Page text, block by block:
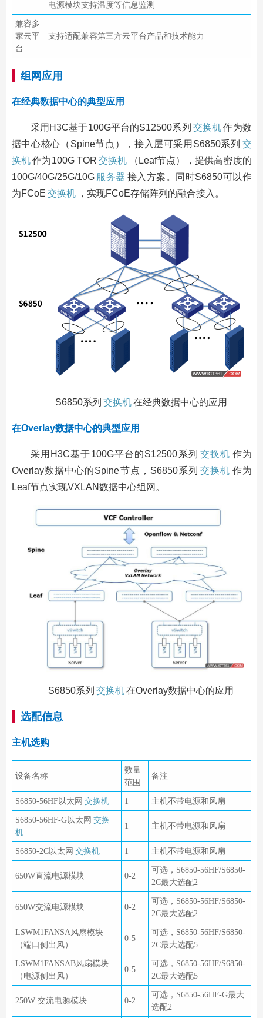
电源模块支持温度等信息监测
兼容多
家云平
台
支持适配兼容第三方云平台产品和技术能力
组网应用
在经典数据中心的典型应用
采用H3C基于100G平台的S12500系列 交换机作为数
据中心核心（Spine节点），接入层可采用S6850系列 交
换机作为100G TOR 交换机
（Leaf节点），提供高密度的
100G/40G/25G/10G 服务器 接入方案。同时S6850可以作
为FCoE 交换机 ，实现FCoE存储阵列的融合接入。
S6850系列 交换机在经典数据中心的应用
在Overlay数据中心的典型应用
采用H3C基于100G平台的S12500系列 交换机 作为
Overlay数据中心的Spine节点，S6850系列 交换机 作为
Leaf节点实现VXLAN数据中心组网。
S6850系列 交换机在Overlay数据中心的应用
选配信息
主机选购
设备名称
数量
范围
备注
S6850-56HF以太网 交换机 1 主机不带电源和风扇
S6850-56HF-G以太网 交换
机
1 主机不带电源和风扇
S6850-2C以太网 交换机 1 主机不带电源和风扇
650W直流电源模块 0-2
可选，S6850-56HF/S6850-
2C最大选配2
650W交流电源模块 0-2
可选，S6850-56HF/S6850-
2C最大选配2
LSWM1FANSA风扇模块
（端口侧出风）
0-5
可选，S6850-56HF/S6850-
2C最大选配5
LSWM1FANSAB风扇模块
（电源侧出风）
0-5
可选，S6850-56HF/S6850-
2C最大选配5
250W 交流电源模块 0-2
可选，S6850-56HF-G最大
选配2